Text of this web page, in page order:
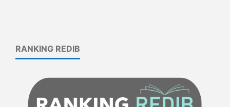
RANKING REDIB